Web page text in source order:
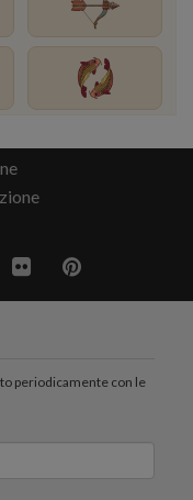
periodicamente con le